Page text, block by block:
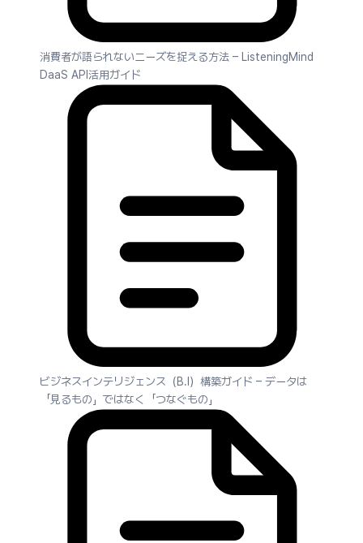
消費者が語られないニーズを捉える方法 – ListeningMind
DaaS API活用ガイド
ビジネスインテリジェンス（B.I）構築ガイド – データは
「見るもの」ではなく「つなぐもの」